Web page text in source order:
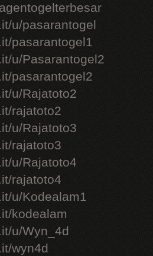
u/pasarantogel
pasarantogel1
u/Pasarantogel2
pasarantogel2
u/Rajatoto2
rajatoto2
u/Rajatoto3
rajatoto3
u/Rajatoto4
rajatoto4
u/Kodealam1
kodealam
u/Wyn_4d
wyn4d